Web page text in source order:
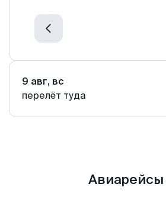
9 авг, вс
перелёт туда
Авиарейсы